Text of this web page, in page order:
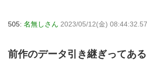
505: 名無しさん 2023/05/12(金)
前作のデータ引き継ぎってあ